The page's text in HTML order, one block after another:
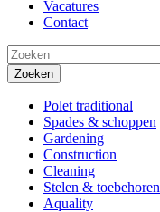
Vacatures
Contact
Search this site
Polet traditional
Spades & schoppen
Gardening
Construction
Cleaning
Stelen & toebehoren
Aquality